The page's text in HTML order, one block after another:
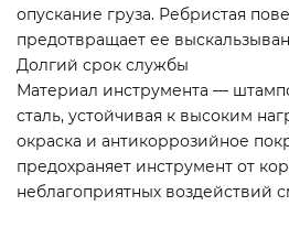
опускание груза. Ребристая
предотвращает ее
Долгий срок службы
Материал инструмента —
сталь, устойчивая к высоким
окраска и антикоррозийное
предохраняет инструмент от
неблагоприятных воздействий